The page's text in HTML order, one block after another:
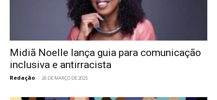
Midiã Noelle lança guia para comunicação
inclusiva e antirracista
Redação - 26 DE MARÇO DE 2025